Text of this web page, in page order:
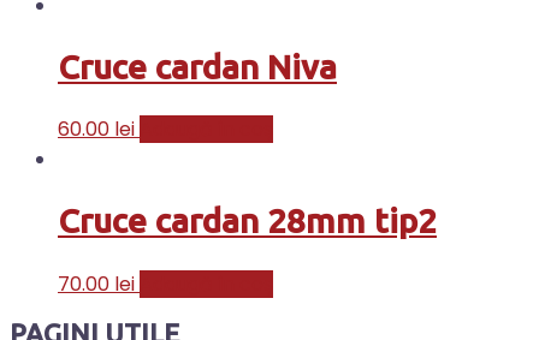
Cruce cardan Niva
60.00 lei
Cruce cardan 28mm tip2
70.00 lei
PAGINI UTILE